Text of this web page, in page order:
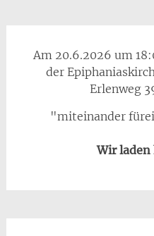
Am 20.6.2026 um
der
Erlenweg
"miteinander
Wir